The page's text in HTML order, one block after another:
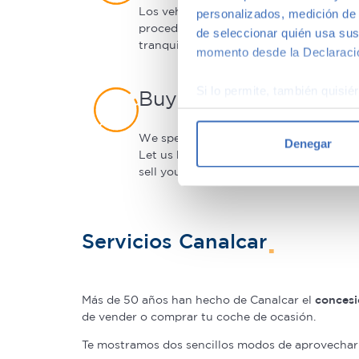
personalizados, medición
de seleccionar quién usa
momento desde la
Si lo permite, también
Recopilar
Obtenga más información
y analizar el tráfico.
redes sociales, publicidad y
Denegar
Los vehículos de ocasión de Canalcar
procedencia particular, con garantía
tranquilidad.
Buying a used car in
We speak fluent English and French.
Let us help you find the car that fits
sell your car to us.
Servicios Canalcar
Más de 50 años han hecho de Canalcar el
de vender o comprar tu coche de ocasión.
Te mostramos dos sencillos modos de